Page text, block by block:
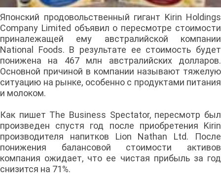
Японский продовольственный гигант Kirin Holdings
Company Limited объявил о пересмотре стоимости
приналежащей ему австралийской компании
National Foods. В результате ее стоимость будет
понижена на 467 млн австралийских долларов.
Основной причиной в компании называют тяжелую
ситуацию на рынке, особенно с продуктами питания
и молоком.
Как пишет The Business Spectator, пересмотр был
произведен спустя год после приобретения Kirin
производителя напитков Lion Nathan Ltd. После
понижения балансовой стоимости активов
компания ожидает, что ее чистая прибыль за год
снизится на 71%.